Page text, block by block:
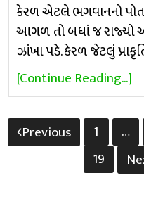
કેરળ એટલે ભગવાનનો
આગળ તો બધાં જ રાજ્યો
ઝાંખા પડે. કેરળ જેટલું
[Continue Reading...]
Posts
pagination
Previous 1 …
19